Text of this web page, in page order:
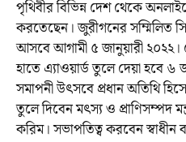
পৃথিবীর বিভিন্ন দেশ থেকে
করতেছেন। জুরীগনের সম্মিলিত
আসবে আগামী ৫ জানুয়ারী
হাতে এ্যাওয়ার্ড তুলে দেয়া হবে ৬
সমাপনী উৎসবে প্রধান অতিথি
তুলে দিবেন মৎস্য ও প্রাণিসম্পদ
করিম। সভাপতিত্ব করবেন স্বাধীন